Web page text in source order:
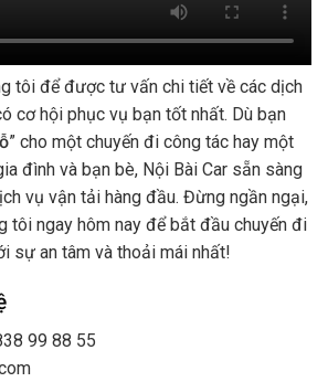
tôi để được tư vấn chi tiết về các dịch
cơ hội phục vụ bạn tốt nhất. Dù bạn
” cho một chuyến đi công tác hay một
đình và bạn bè, Nội Bài Car sẵn sàng
vụ vận tải hàng đầu. Đừng ngần ngại,
tôi ngay hôm nay để bắt đầu chuyến đi
sự an tâm và thoải mái nhất!
99 88 55